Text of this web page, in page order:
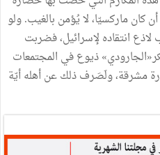
كان ماركسيّا، لا يُؤمن بالغيب. ولو
لاذع انتقاده لإسرائيل، فضربت
ذيوع في المجتمعات
مشرقة، ولَصَرف ذلك عن أهله أيّة